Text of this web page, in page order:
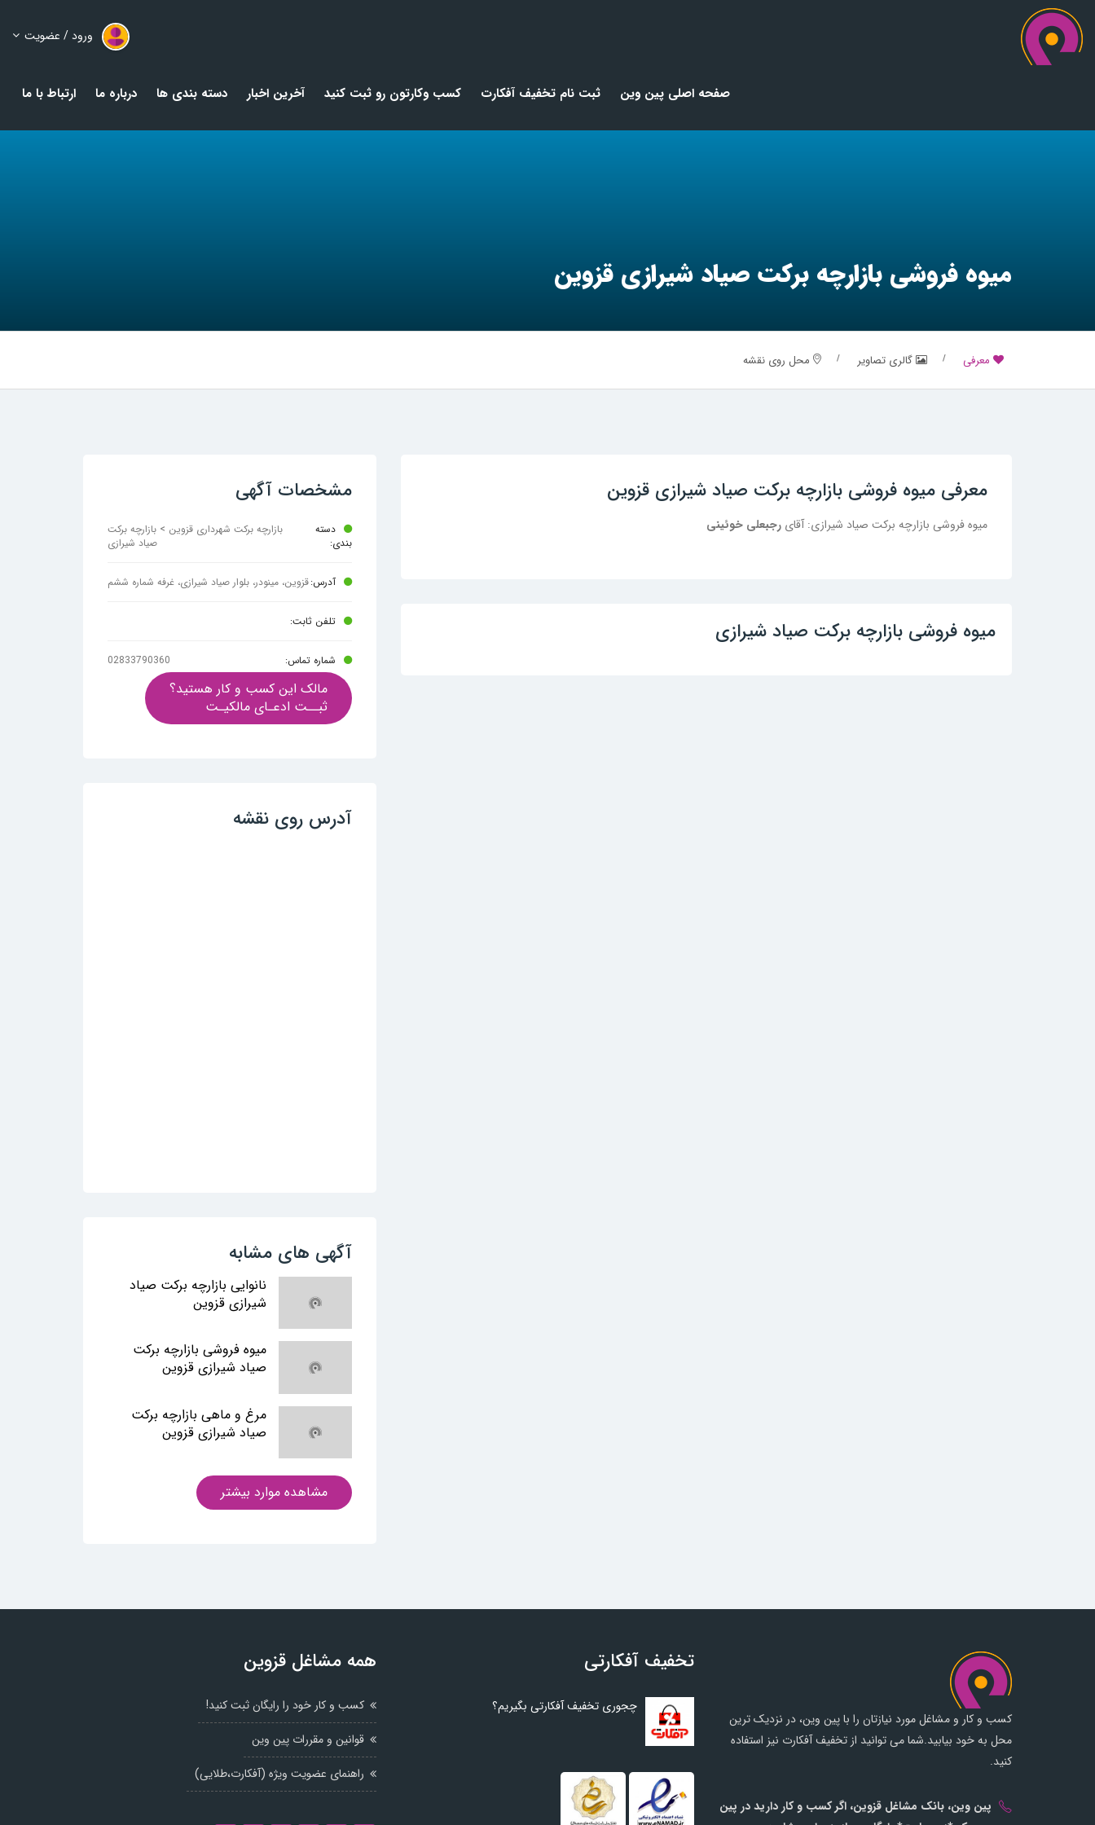
ورود / عضویت
صفحه اصلی پین وین ثبت نام تخفیف آفکارت کسب وکارتون رو ثبت کنید آخرین اخبار دسته بندی ها درباره ما ارتباط با ما
میوه فروشی بازارچه برکت صیاد شیرازی قزوین
معرفی گالری تصاویر محل روی نقشه
معرفی میوه فروشی بازارچه برکت صیاد شیرازی قزوین
میوه فروشی بازارچه برکت صیاد شیرازی: آقای رجبعلی خوئینی
میوه فروشی بازارچه برکت صیاد شیرازی
مشخصات آگهی
دسته
بندی:
بازارچه برکت شهرداری قزوین > بازارچه برکت
صیاد شیرازی
آدرس:قزوین، مینودر، بلوار صیاد شیرازی، غرفه شماره ششم
تلفن ثابت:
شماره تماس: 02833790360
مالک این کسب و کار هستید؟
ثبــت ادعـای مالکیـت
آدرس روی نقشه
آگهی های مشابه
نانوایی بازارچه برکت صیاد
شیرازی قزوین
میوه فروشی بازارچه برکت
صیاد شیرازی قزوین
مرغ و ماهی بازارچه برکت
صیاد شیرازی قزوین
مشاهده موارد بیشتر
کسب و کار و مشاغل مورد نیازتان را با پین وین، در نزدیک ترین
محل به خود بیابید.شما می توانید از تخفیف آفکارت نیز استفاده
کنید.
پین وین، بانک مشاغل قزوین، اگر کسب و کار دارید در پین
تخفیف آفکارتی
چجوری تخفیف آفکارتی بگیریم؟
همه مشاغل قزوین
کسب و کار خود را رایگان ثبت کنید!
قوانین و مقررات پین وین
راهنمای عضویت ویژه (آفکارت،طلایی)